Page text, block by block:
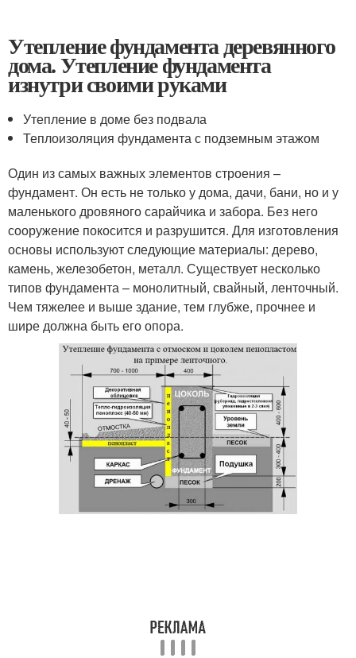
Утепление фундамента деревянного
дома. Утепление фундамента
изнутри своими руками
Утепление в доме без подвала
Теплоизоляция фундамента с подземным этажом
Один из самых важных элементов строения –
фундамент. Он есть не только у дома, дачи, бани, но и у
маленького дровяного сарайчика и забора. Без него
сооружение покосится и разрушится. Для изготовления
основы используют следующие материалы: дерево,
камень, железобетон, металл. Существует несколько
типов фундамента – монолитный, свайный, ленточный.
Чем тяжелее и выше здание, тем глубже, прочнее и
шире должна быть его опора.